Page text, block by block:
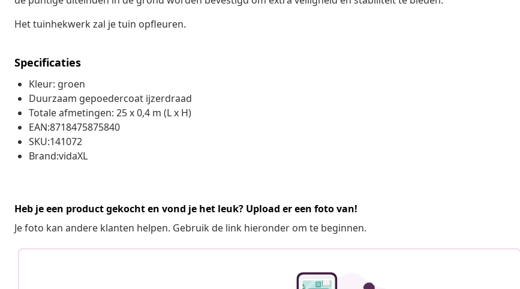
Het tuinhekwerk zal je tuin opfleuren.
Specificaties
Kleur: groen
Duurzaam gepoedercoat ijzerdraad
Totale afmetingen: 25 x 0,4 m (L x H)
EAN:8718475875840
SKU:141072
Brand:vidaXL
Heb je een product gekocht en vond je het leuk? Upload er een foto van!
Je foto kan andere klanten helpen. Gebruik de link hieronder om te beginnen.